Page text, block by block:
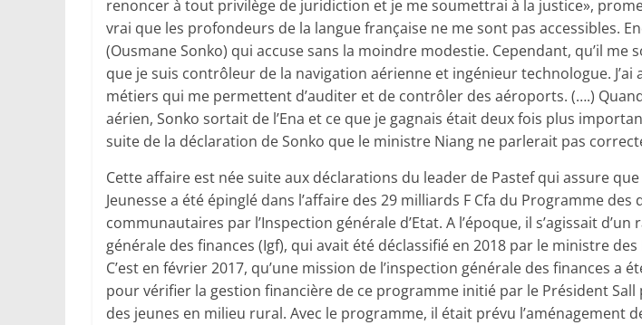
renoncer à tout privilège de juridiction et je me soumettrai à la justice»,
vrai que les profondeurs de la langue française ne me sont pas accessibles.
(Ousmane Sonko) qui accuse sans la moindre modestie. Cependant, qu’il me
que je suis contrôleur de la navigation aérienne et ingénieur technologue. J’ai
métiers qui me permettent d’auditer et de contrôler des aéroports. (….)
aérien, Sonko sortait de l’Ena et ce que je gagnais était deux fois plus
suite de la déclaration de Sonko que le ministre Niang ne parlerait pas
Cette affaire est née suite aux déclarations du leader de Pastef qui assure
Jeunesse a été épinglé dans l’affaire des 29 milliards F Cfa du Programme des
communautaires par l’Inspection générale d’Etat. A l’époque, il s’agissait
générale des finances (Igf), qui avait été déclassifié en 2018 par le ministre des
C’est en février 2017, qu’une mission de l’inspection générale des finances a
pour vérifier la gestion financière de ce programme initié par le Président Sall
des jeunes en milieu rural. Avec le programme, il était prévu l’aménagement